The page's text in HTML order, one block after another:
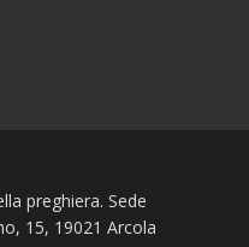
preghiera. Sede
15, 19021 Arcola